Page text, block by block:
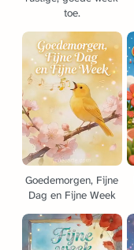
toe.
Goedemorgen, Fijne
Dag en Fijne Week